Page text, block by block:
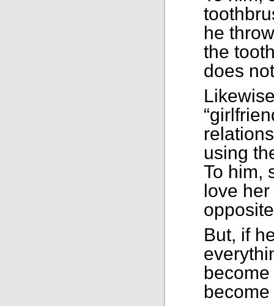
he
the
does
using
To him,
love
But, if